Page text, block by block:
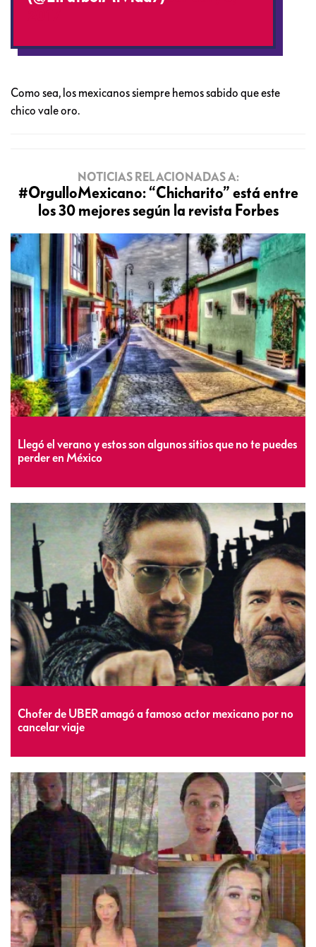
Como sea, los mexicanos siempre hemos sabido que este
chico vale oro.
NOTICIAS RELACIONADAS A:
#OrgulloMexicano: “Chicharito” está entre
los 30 mejores según la revista Forbes
Llegó el verano y estos son algunos sitios que no te puedes
perder en México
Chofer de UBER amagó a famoso actor mexicano por no
cancelar viaje